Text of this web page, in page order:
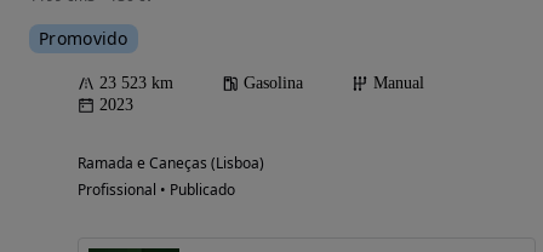
Promovido
23 523 km Gasolina
Manual
2023
Ramada e Caneças (Lisboa)
Profissional • Publicado